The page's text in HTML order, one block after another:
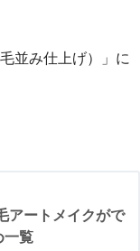
並み仕上げ）」に
アートメイクがで
一覧